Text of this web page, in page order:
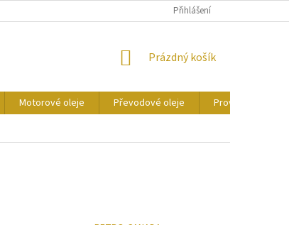
Přihlášení
NÁKUPNÍ
Prázdný košík
Motorové oleje Převodové oleje
Provozní kapaliny